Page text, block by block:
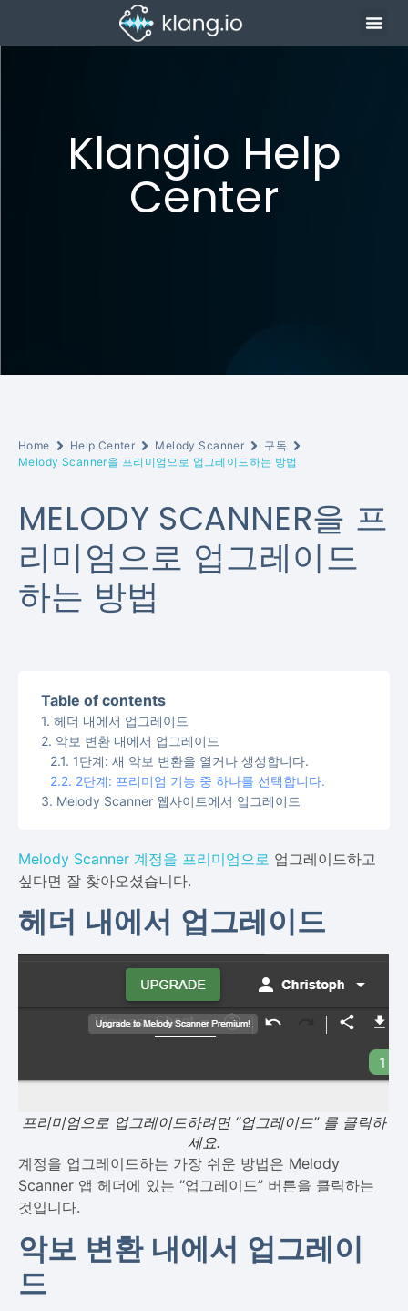
Klangio Help
Center
Home Help Center Melody Scanner
구독
Melody Scanner을 프리미엄으로 업그레이드하는 방법
MELODY SCANNER을 프
리미엄으로 업그레이드
하는 방법
Table of contents
헤더 내에서 업그레이드
악보 변환 내에서 업그레이드
1단계: 새 악보 변환을 열거나 생성합니다.
2단계: 프리미엄 기능 중 하나를 선택합니다.
Melody Scanner 웹사이트에서 업그레이드
Melody Scanner 계정을 프리미엄으로 업그레이드하고
싶다면 잘 찾아오셨습니다.
헤더 내에서 업그레이드
프리미엄으로 업그레이드하려면 “업그레이드” 를 클릭하
세요.
계정을 업그레이드하는 가장 쉬운 방법은 Melody
Scanner 앱 헤더에 있는 “업그레이드” 버튼을 클릭하는
것입니다.
악보 변환 내에서 업그레이
드